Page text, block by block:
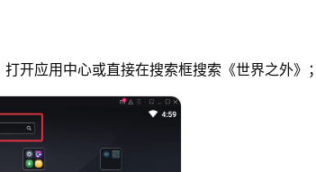
应用中心或直接在搜索框搜索《世界之外》；